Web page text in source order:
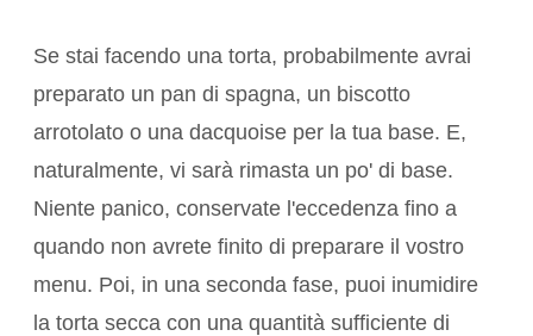
Se stai facendo una torta, probabilmente avrai
preparato un pan di spagna, un biscotto
arrotolato o una dacquoise per la tua base. E,
naturalmente, vi sarà rimasta un po' di base.
Niente panico, conservate l'eccedenza fino a
quando non avrete finito di preparare il vostro
menu. Poi, in una seconda fase, puoi inumidire
la torta secca con una quantità sufficiente di